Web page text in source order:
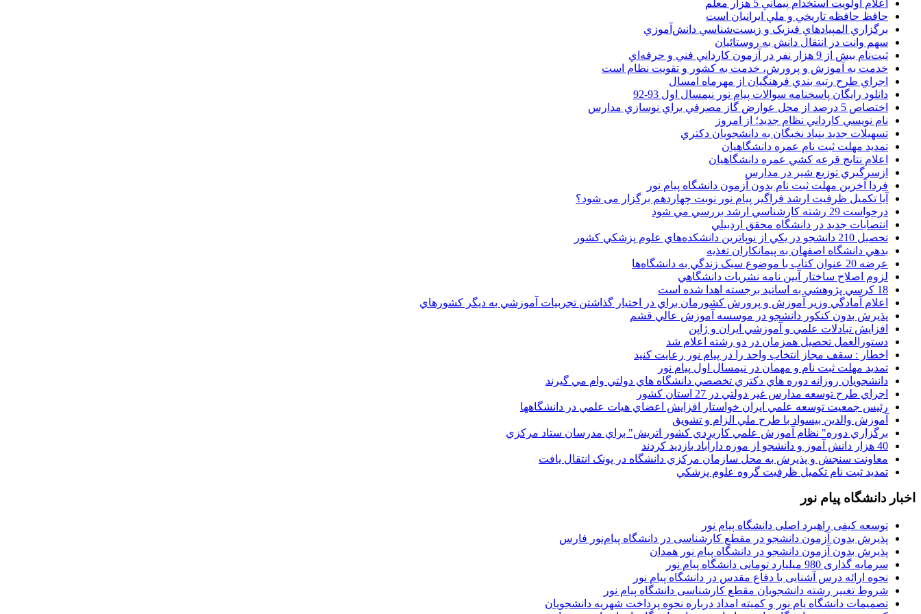
اعلام اولويت استخدام پيماني 5 هزار معلم
حافظ حافظه تاريخي و ملي ايرانيان است
برگزاري المپيادهاي فيزيک و زيست‌شناسي دانش‌آموزي
سهم وانت در انتقال دانش به روستائيان
ثبت‌نام بيش از 9 هزار نفر در آزمون کارداني فني و حرفه‌اي
خدمت به آموزش و پرورش، خدمت به کشور و تقويت نظام است
اجراي طرح رتبه بندي فرهنگيان از مهرماه امسال
دانلود رایگان پاسخنامه سوالات پیام نور نیمسال اول 93-92
اختصاص 5 درصد از محل عوارض گاز مصرفي براي نوسازي مدارس
نام نويسي کارداني نظام جديد؛ از امروز
تسهيلات جديد بنياد نخبگان به دانشجويان دکتري
تمديد مهلت ثبت نام عمره دانشگاهيان
اعلام نتايج قرعه کشي عمره دانشگاهيان
ازسرگيري توزيع شير در مدارس
فردا آخرین مهلت ثبت نام بدون آزمون دانشگاه پیام نور
آیا تکمیل ظرفیت ارشد فراگیر پیام نور نوبت چهاردهم برگزار می شود؟
درخواست 29 رشته کارشناسي ارشد بررسي مي شود
انتصابات جديد در دانشگاه محقق اردبيلي
تحصيل 210 دانشجو در يکي از نوپاترين دانشکده‌هاي علوم پزشکي کشور
بدهي دانشگاه اصفهان به پيمانکاران تغذيه
عرضه 20 عنوان کتاب با موضوع سبک زندگي به دانشگاه‌ها
لزوم اصلاح ساختار آيين نامه نشريات دانشگاهي
18 کرسي پژوهشي به اساتيد برجسته اهدا شده است
اعلام آمادگي وزير آموزش و پرورش کشورمان براي در اختيار گذاشتن تجربيات آموزشي به ديگر کشورهاي
پذيرش بدون کنکور دانشجو در موسسه آموزش عالي قشم
افزايش تبادلات علمي و آموزشي ايران و ژاپن
دستورالعمل تحصیل همزمان در دو رشته اعلام شد
اخطار : سقف مجاز انتخاب واحد را در پیام نور رعایت کنید
تمدید مهلت ثبت نام و مهمان در نیمسال اول پیام نور
دانشجويان روزانه دوره هاي دكتري تخصصي دانشگاه هاي دولتي وام مي گيرند
اجراي طرح توسعه مدارس غير دولتي در 27 استان کشور
رئيس جمعيت توسعه علمي ايران خواستار افزايش اعضاي هيات علمي در دانشگاهها
آموزش والدين بيسواد با طرح ملي الزام و تشويق
برگزاري دوره" نظام آموزش علمي كاربردي كشور اتريش" براي مدرسان ستاد مرکزي
40 هزار دانش آموز و دانشجو از موزه دارآباد بازديد کردند
معاونت سنجش و پذيرش به محل سازمان مرکزي دانشگاه در پونک انتقال يافت
تمديد ثبت نام تکميل ظرفيت گروه علوم پزشکي
اخبار دانشگاه پیام نور
توسعه کیفی راهبرد اصلی دانشگاه پیام نور
پذیرش بدون آزمون دانشجو در مقطع کارشناسی در دانشگاه پیام‌نور فارس
پذیرش بدون آزمون دانشجو در دانشگاه پیام نور همدان
سرمایه گذاری 980 میلیارد تومانی دانشگاه پیام نور
نحوه ارائه درس آشنایی با دفاع مقدس در دانشگاه پیام نور
شروط تغییر رشته دانشجویان مقطع کارشناسی دانشگاه پیام نور
تصمیمات دانشگاه یام نور و کمیته امداد درباره نحوه پرداخت شهریه دانشجویان